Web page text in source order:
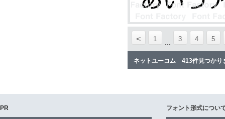
< 1 ... 3 4 5
ネットユーコム 413件見つかり
PR フォント形式につい